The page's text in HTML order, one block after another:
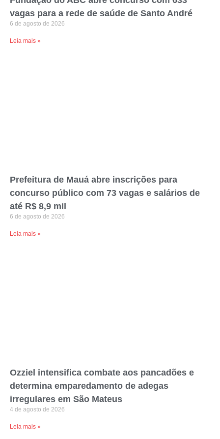
vagas para a rede de saúde de Santo André
6 de agosto de 2026
Leia mais »
Prefeitura de Mauá abre inscrições para
concurso público com 73 vagas e salários de
até R$ 8,9 mil
6 de agosto de 2026
Leia mais »
Ozziel intensifica combate aos pancadões e
determina emparedamento de adegas
irregulares em São Mateus
4 de agosto de 2026
Leia mais »